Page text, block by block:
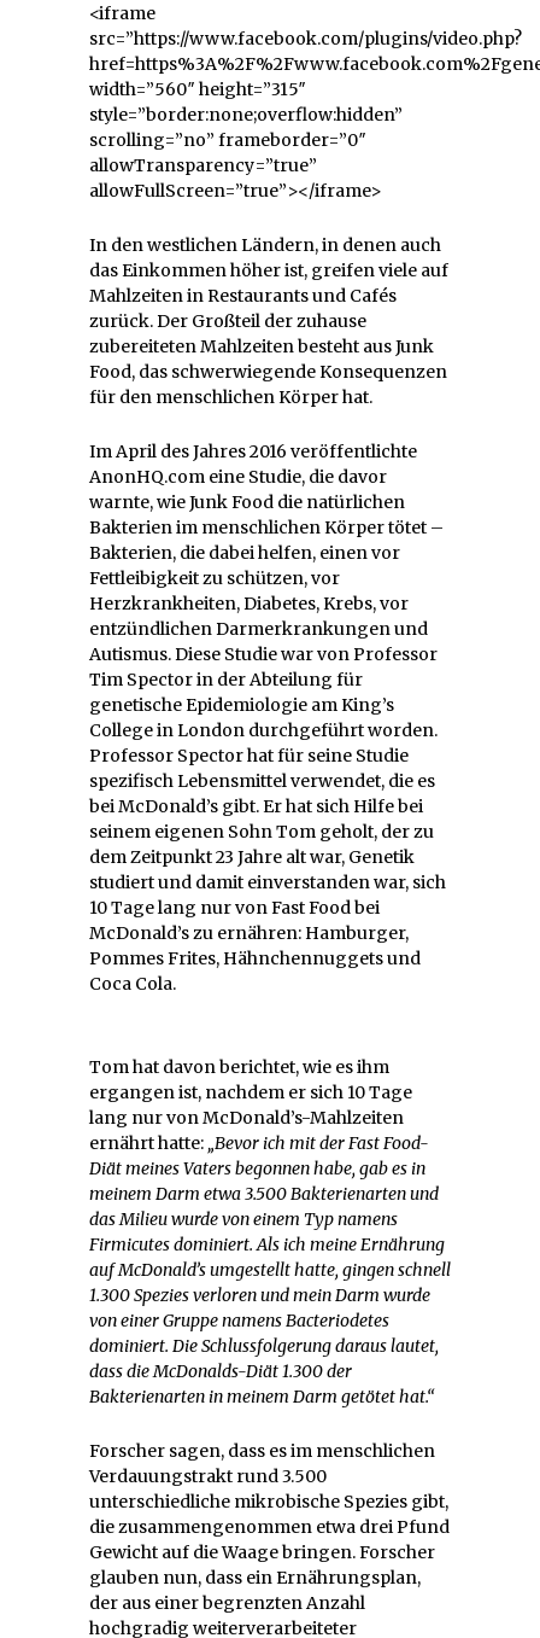
<iframe
src=”https://www.facebook.com/plugins/video.php?
width=”560″ height=”315″
style=”border:none;overflow:hidden”
scrolling=”no” frameborder=”0″
allowTransparency=”true”
allowFullScreen=”true”></iframe>
In den westlichen Ländern, in denen auch
das Einkommen höher ist, greifen viele auf
Mahlzeiten in Restaurants und Cafés
zurück. Der Großteil der zuhause
zubereiteten Mahlzeiten besteht aus Junk
Food, das schwerwiegende Konsequenzen
für den menschlichen Körper hat.
Im April des Jahres 2016 veröffentlichte
AnonHQ.com eine Studie, die davor
warnte, wie Junk Food die natürlichen
Bakterien im menschlichen Körper tötet –
Bakterien, die dabei helfen, einen vor
Fettleibigkeit zu schützen, vor
Herzkrankheiten, Diabetes, Krebs, vor
entzündlichen Darmerkrankungen und
Autismus. Diese Studie war von Professor
Tim Spector in der Abteilung für
genetische Epidemiologie am King’s
College in London durchgeführt worden.
Professor Spector hat für seine Studie
spezifisch Lebensmittel verwendet, die es
bei McDonald’s gibt. Er hat sich Hilfe bei
seinem eigenen Sohn Tom geholt, der zu
dem Zeitpunkt 23 Jahre alt war, Genetik
studiert und damit einverstanden war, sich
10 Tage lang nur von Fast Food bei
McDonald’s zu ernähren: Hamburger,
Pommes Frites, Hähnchennuggets und
Coca Cola.
Tom hat davon berichtet, wie es ihm
ergangen ist, nachdem er sich 10 Tage
lang nur von McDonald’s-Mahlzeiten
ernährt hatte:„Bevor ich mit der Fast Food-
Diät meines Vaters begonnen habe, gab es in
meinem Darm etwa 3.500 Bakterienarten und
das Milieu wurde von einem Typ namens
Firmicutes dominiert. Als ich meine Ernährung
auf McDonald’s umgestellt hatte, gingen schnell
1.300 Spezies verloren und mein Darm wurde
von einer Gruppe namens Bacteriodetes
dominiert. Die Schlussfolgerung daraus lautet,
dass die McDonalds-Diät 1.300 der
Bakterienarten in meinem Darm getötet hat.“
Forscher sagen, dass es im menschlichen
Verdauungstrakt rund 3.500
unterschiedliche mikrobische Spezies gibt,
die zusammengenommen etwa drei Pfund
Gewicht auf die Waage bringen. Forscher
glauben nun, dass ein Ernährungsplan,
der aus einer begrenzten Anzahl
hochgradig weiterverarbeiteter